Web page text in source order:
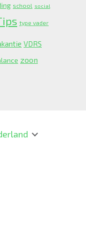
school social
type vader
VDRS
zoon